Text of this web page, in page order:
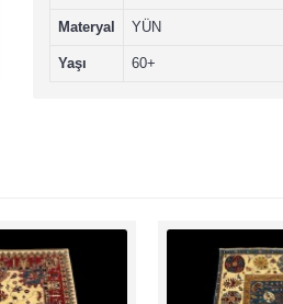
Materyal YÜN
Yaşı 60+